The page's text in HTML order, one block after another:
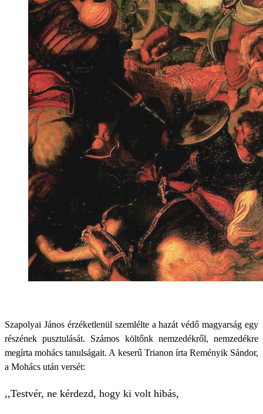
Szapolyai János érzéketlenül szemlélte a hazát védő magyarság egy
részének pusztulását. Számos költőnk nemzedékről, nemzedékre
megírta mohács tanulságait. A keserű Trianon írta Reményik Sándor,
a Mohács után versét:
,,Testvér, ne kérdezd, hogy ki volt hibás,